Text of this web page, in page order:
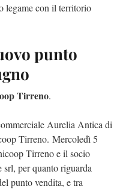
legame con il territorio
punto
Tirreno.
Aurelia Antica di
Tirreno. Mercoledì 5
Tirreno e il socio
per quanto riguarda
punto vendita, e tra